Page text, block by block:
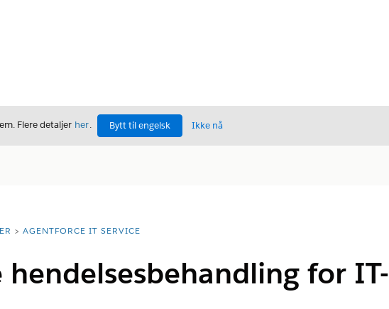
Flere detaljer her. Bytt til engelsk Ikke nå
AGENTFORCE IT SERVICE
hendelsesbehandling for IT-